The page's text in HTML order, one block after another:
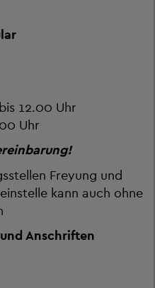
12.00 Uhr
Uhr
Freyung und
kann auch ohne
und Anschriften